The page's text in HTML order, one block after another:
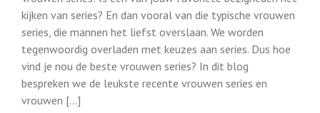
kijken van series? En dan vooral van die typische vrouwen
series, die mannen het liefst overslaan. We worden
tegenwoordig overladen met keuzes aan series. Dus hoe
vind je nou de beste vrouwen series? In dit blog
bespreken we de leukste recente vrouwen series en
vrouwen [...]